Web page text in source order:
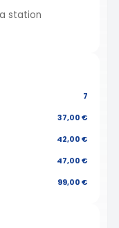
station
7
37,00 €
42,00 €
47,00 €
99,00 €